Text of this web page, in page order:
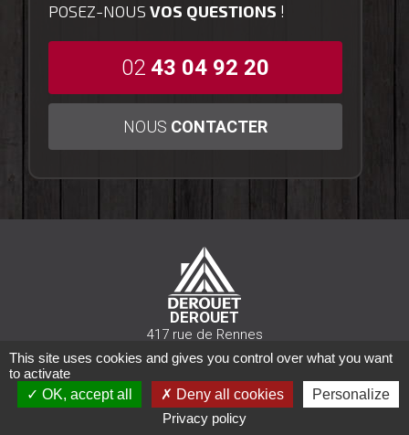
POSEZ-NOUSVOS QUESTIONS !
02 43 04 92 20
NOUS CONTACTER
DEROUET
417 rue de Rennes
53100 Mayenne
l.derouet@derouet-
bois.fr
This site uses cookies and gives you control over what you want
to activate
OK, accept all
Deny all cookies
Personalize
Privacy policy